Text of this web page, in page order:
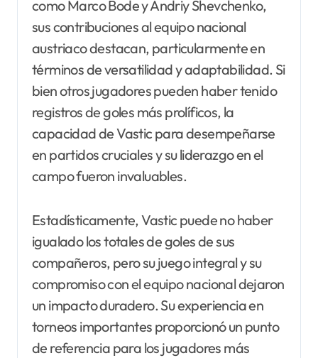
como Marco Bode y Andriy Shevchenko,
sus contribuciones al equipo nacional
austriaco destacan, particularmente en
términos de versatilidad y adaptabilidad. Si
bien otros jugadores pueden haber tenido
registros de goles más prolíficos, la
capacidad de Vastic para desempeñarse
en partidos cruciales y su liderazgo en el
campo fueron invaluables.
Estadísticamente, Vastic puede no haber
igualado los totales de goles de sus
compañeros, pero su juego integral y su
compromiso con el equipo nacional dejaron
un impacto duradero. Su experiencia en
torneos importantes proporcionó un punto
de referencia para los jugadores más